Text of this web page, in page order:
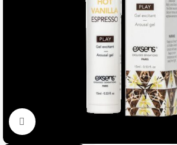
Click to enlarge